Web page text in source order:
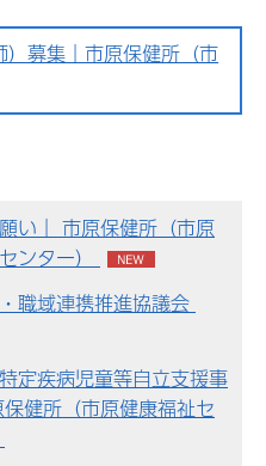
募集｜市原保健所（市
い｜ 市原保健所（市原
ンター）
職域連携推進協議会
定疾病児童等自立支援事
健所（市原健康福祉セ